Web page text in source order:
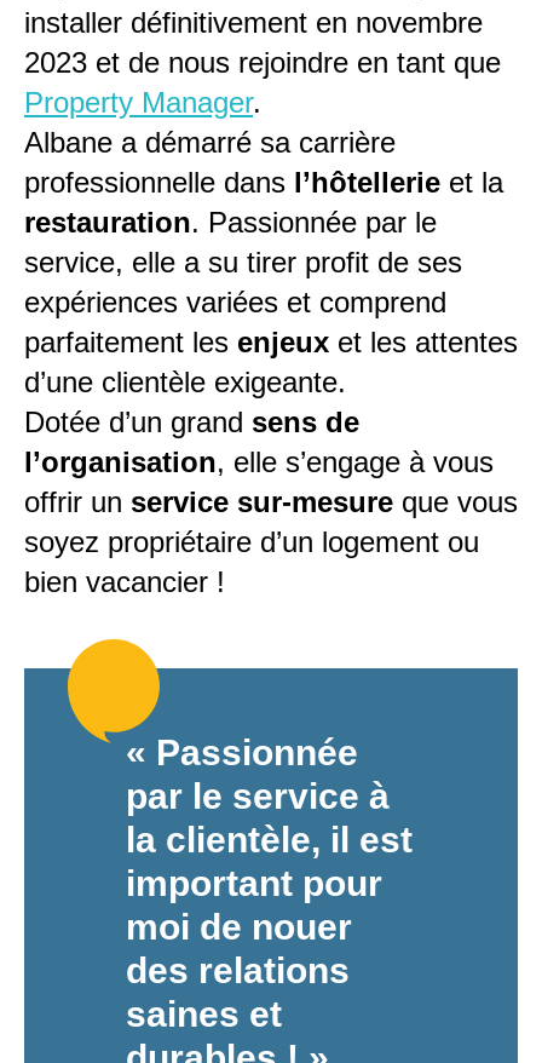
installer définitivement en novembre
2023 et de nous rejoindre en tant que
Property Manager.
Albane a démarré sa carrière
professionnelle dans l’hôtellerie et la
restauration. Passionnée par le
service, elle a su tirer profit de ses
expériences variées et comprend
parfaitement les enjeux et les attentes
d’une clientèle exigeante.
Dotée d’un grand sens de
l’organisation, elle s’engage à vous
offrir un service sur-mesure que vous
soyez propriétaire d’un logement ou
bien vacancier !
« Passionnée
par le service à
la clientèle, il est
important pour
moi de nouer
des relations
saines et